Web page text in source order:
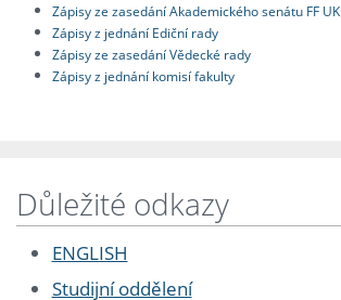
Zápisy ze zasedání Akademického senátu FF UK
Zápisy z jednání Ediční rady
Zápisy ze zasedání Vědecké rady
Zápisy z jednání komisí fakulty
Důležité odkazy
ENGLISH
Studijní oddělení